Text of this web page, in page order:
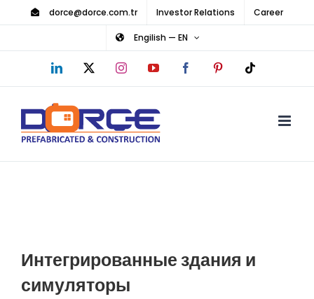
content
dorce@dorce.com.tr Investor Relations Career
Engilish — EN
LinkedIn InstagramYouTube FacebookPinterest
Интегрированные здания и
симуляторы